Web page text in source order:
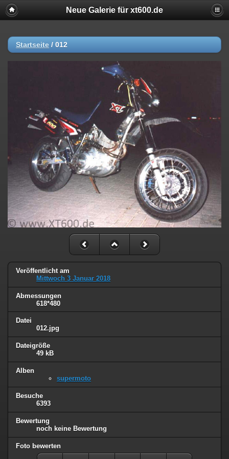
Neue Galerie für xt600.de
Startseite / 012
Veröffentlicht am
Mittwoch 3 Januar 2018
Abmessungen
618*480
Datei
012.jpg
Dateigröße
49 kB
Alben
supermoto
Besuche
6393
Bewertung
noch keine Bewertung
Foto bewerten